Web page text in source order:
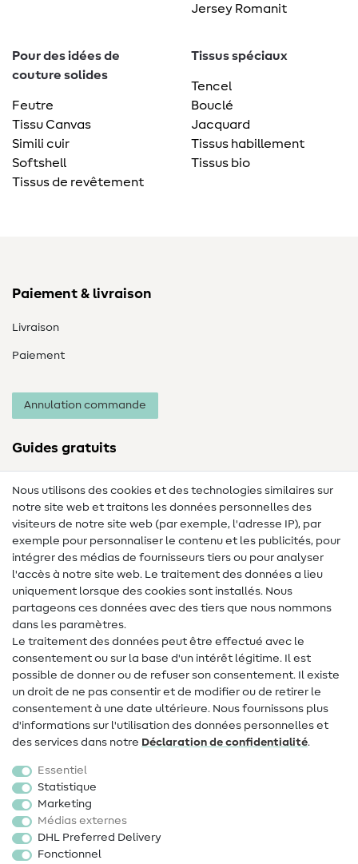
Jersey Romanit
Pour des idées de
couture solides
Feutre
Tissu Canvas
Simili cuir
Softshell
Tissus de revêtement
Tissus spéciaux
Tencel
Bouclé
Jacquard
Tissus habillement
Tissus bio
Paiement & livraison
Livraison
Paiement
Annulation commande
Guides gratuits
Lexique de couture
Tutos de couture
Aide & contact
Contact
Changement de propriétaire
FAQ
Droit de rétractation
Populaire
Accessoires de couture
Promotions
Nous utilisons des cookies et des technologies similaires sur
notre site web et traitons les données personnelles des
visiteurs de notre site web (par exemple, l'adresse IP), par
exemple pour personnaliser le contenu et les publicités, pour
intégrer des médias de fournisseurs tiers ou pour analyser
l'accès à notre site web. Le traitement des données a lieu
uniquement lorsque des cookies sont installés. Nous
partageons ces données avec des tiers que nous nommons
dans les paramètres.
Le traitement des données peut être effectué avec le
consentement ou sur la base d'un intérêt légitime. Il est
possible de donner ou de refuser son consentement. Il existe
un droit de ne pas consentir et de modifier ou de retirer le
consentement à une date ultérieure. Nous fournissons plus
d'informations sur l'utilisation des données personnelles et
des services dans notre Déclaration de confidentialité.
Essentiel
Statistique
Marketing
Médias externes
DHL Preferred Delivery
Fonctionnel